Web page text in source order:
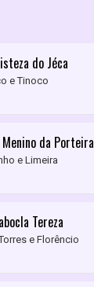
do Jéca
e Tinoco
Menino da Porteira
e Limeira
Tereza
e Florêncio